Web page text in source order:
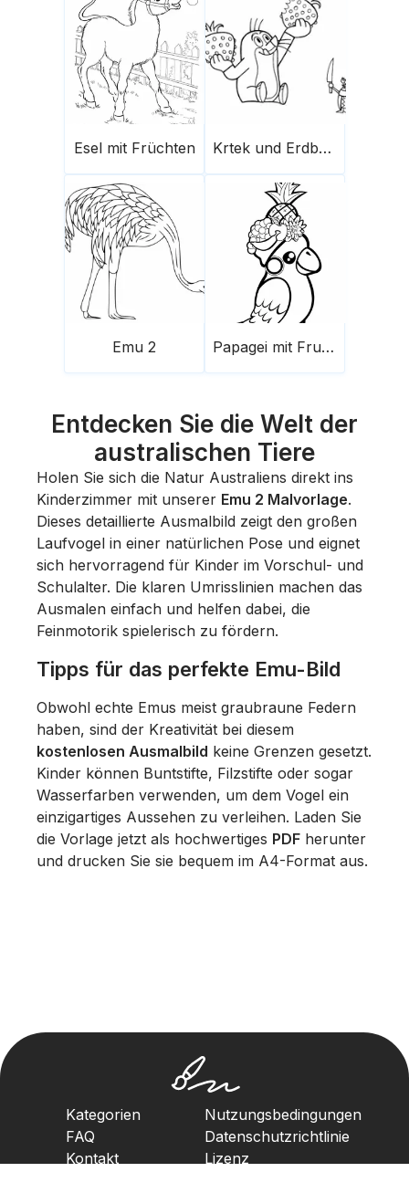
Esel mit Früchten Krtek und Erdbeeren
Emu 2 Papagei mit Fruchthut
Entdecken Sie die Welt der
australischen Tiere
Holen Sie sich die Natur Australiens direkt ins
Kinderzimmer mit unserer Emu 2 Malvorlage.
Dieses detaillierte Ausmalbild zeigt den großen
Laufvogel in einer natürlichen Pose und eignet
sich hervorragend für Kinder im Vorschul- und
Schulalter. Die klaren Umrisslinien machen das
Ausmalen einfach und helfen dabei, die
Feinmotorik spielerisch zu fördern.
Tipps für das perfekte Emu-Bild
Obwohl echte Emus meist graubraune Federn
haben, sind der Kreativität bei diesem
kostenlosen Ausmalbild keine Grenzen gesetzt.
Kinder können Buntstifte, Filzstifte oder sogar
Wasserfarben verwenden, um dem Vogel ein
einzigartiges Aussehen zu verleihen. Laden Sie
die Vorlage jetzt als hochwertiges PDF herunter
und drucken Sie sie bequem im A4-Format aus.
Kategorien
FAQ
Kontakt
Nutzungsbedingungen
Datenschutzrichtlinie
Lizenz